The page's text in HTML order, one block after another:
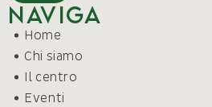
Naviga
Home
Chi siamo
Il centro
Eventi